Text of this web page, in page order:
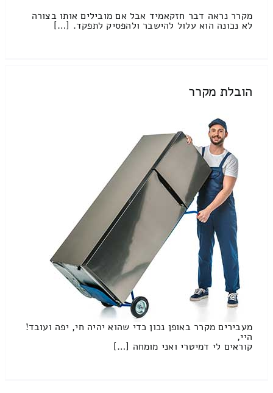
מקרר נראה דבר חזקאמיד אבל אם מובילים אותו בצורה
לא נכונה הוא עלול להישבר ולהפסיק לתפקד. […]
הובלת מקרר
מעבירים מקרר באופן נכון כדי שהוא יהיה חי, יפה ועובד!
היי,
קוראים לי דמיטרי ואני מומחה […]